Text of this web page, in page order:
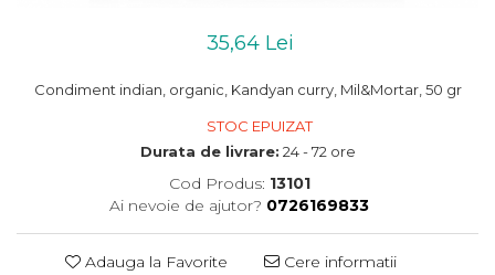
35,64 Lei
Condiment indian, organic, Kandyan curry, Mil&Mortar, 50 gr
STOC EPUIZAT
Durata de livrare: 24 - 72 ore
Cod Produs: 13101
Ai nevoie de ajutor? 0726169833
Adauga la Favorite Cere informatii